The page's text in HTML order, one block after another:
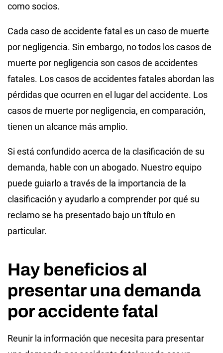
como socios.
Cada caso de accidente fatal es un caso de muerte
por negligencia. Sin embargo, no todos los casos de
muerte por negligencia son casos de accidentes
fatales. Los casos de accidentes fatales abordan las
pérdidas que ocurren en el lugar del accidente. Los
casos de muerte por negligencia, en comparación,
tienen un alcance más amplio.
Si está confundido acerca de la clasificación de su
demanda, hable con un abogado. Nuestro equipo
puede guiarlo a través de la importancia de la
clasificación y ayudarlo a comprender por qué su
reclamo se ha presentado bajo un título en
particular.
Hay beneficios al
presentar una demanda
por accidente fatal
Reunir la información que necesita para presentar